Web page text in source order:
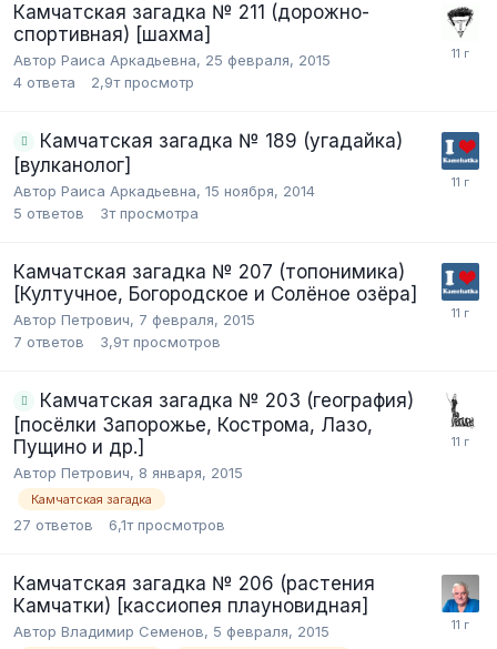
Камчатская загадка № 211 (дорожно-
спортивная) [шахма]
Автор Раиса Аркадьевна, 25 февраля, 2015
4 ответа 2,9т просмотр
Камчатская загадка № 189 (угадайка)
[вулканолог]
Автор Раиса Аркадьевна, 15 ноября, 2014
5 ответов 3т просмотра
Камчатская загадка № 207 (топонимика)
[Култучное, Богородское и Солёное озёра]
Автор Петрович, 7 февраля, 2015
7 ответов 3,9т просмотров
Камчатская загадка № 203 (география)
[посёлки Запорожье, Кострома, Лазо,
Пущино и др.]
Автор Петрович, 8 января, 2015
Камчатская загадка
27 ответов 6,1т просмотров
Камчатская загадка № 206 (растения
Камчатки) [кассиопея плауновидная]
Автор Владимир Семенов, 5 февраля, 2015